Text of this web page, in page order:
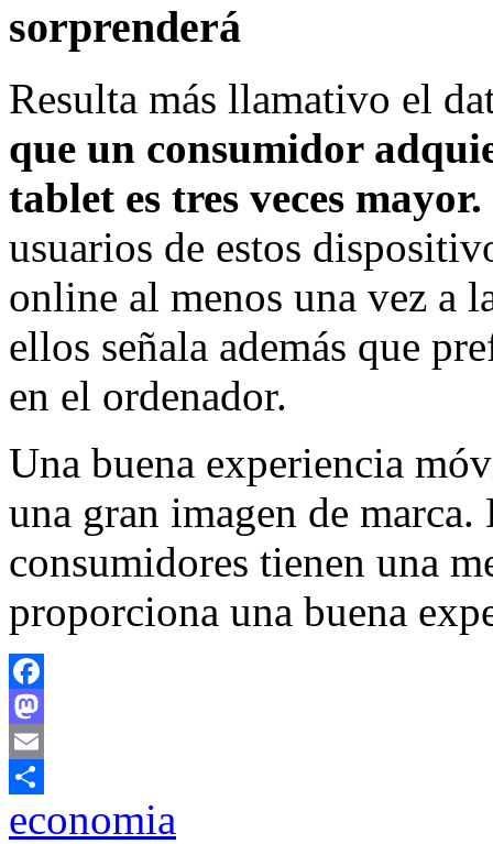
sorprenderá
Resulta más llamativo el
que un consumidor
tablet es tres veces mayor.
usuarios de estos
online al menos una vez a
ellos señala además que
en el ordenador.
Una buena experiencia
una gran imagen de
consumidores tienen una
proporciona una buena
Facebook
Mastodon
Email
Compartir
economia